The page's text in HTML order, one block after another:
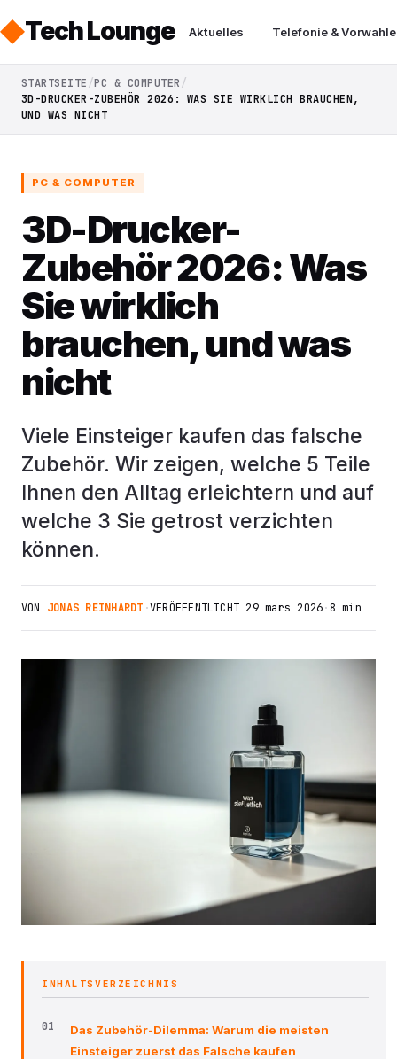
Tech Lounge Aktuelles Telefonie &
STARTSEITE PC & COMPUTER
3D-DRUCKER-ZUBEHÖR 2026: WAS SIE WIRKLICH BRAUCHEN,
UND WAS NICHT
PC & COMPUTER
3D-Drucker-
Zubehör 2026: Was
Sie wirklich
brauchen, und was
nicht
Viele Einsteiger kaufen das falsche
Zubehör. Wir zeigen, welche 5 Teile
Ihnen den Alltag erleichtern und auf
welche 3 Sie getrost verzichten
können.
VON JONAS REINHARDT ·VERÖFFENTLICHT 29 mars 2026· 8 min
INHALTSVERZEICHNIS
Das Zubehör-Dilemma: Warum die meisten
Einsteiger zuerst das Falsche kaufen